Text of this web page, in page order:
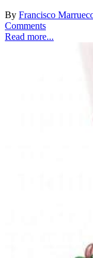
By Francisco
Comments
Read more...